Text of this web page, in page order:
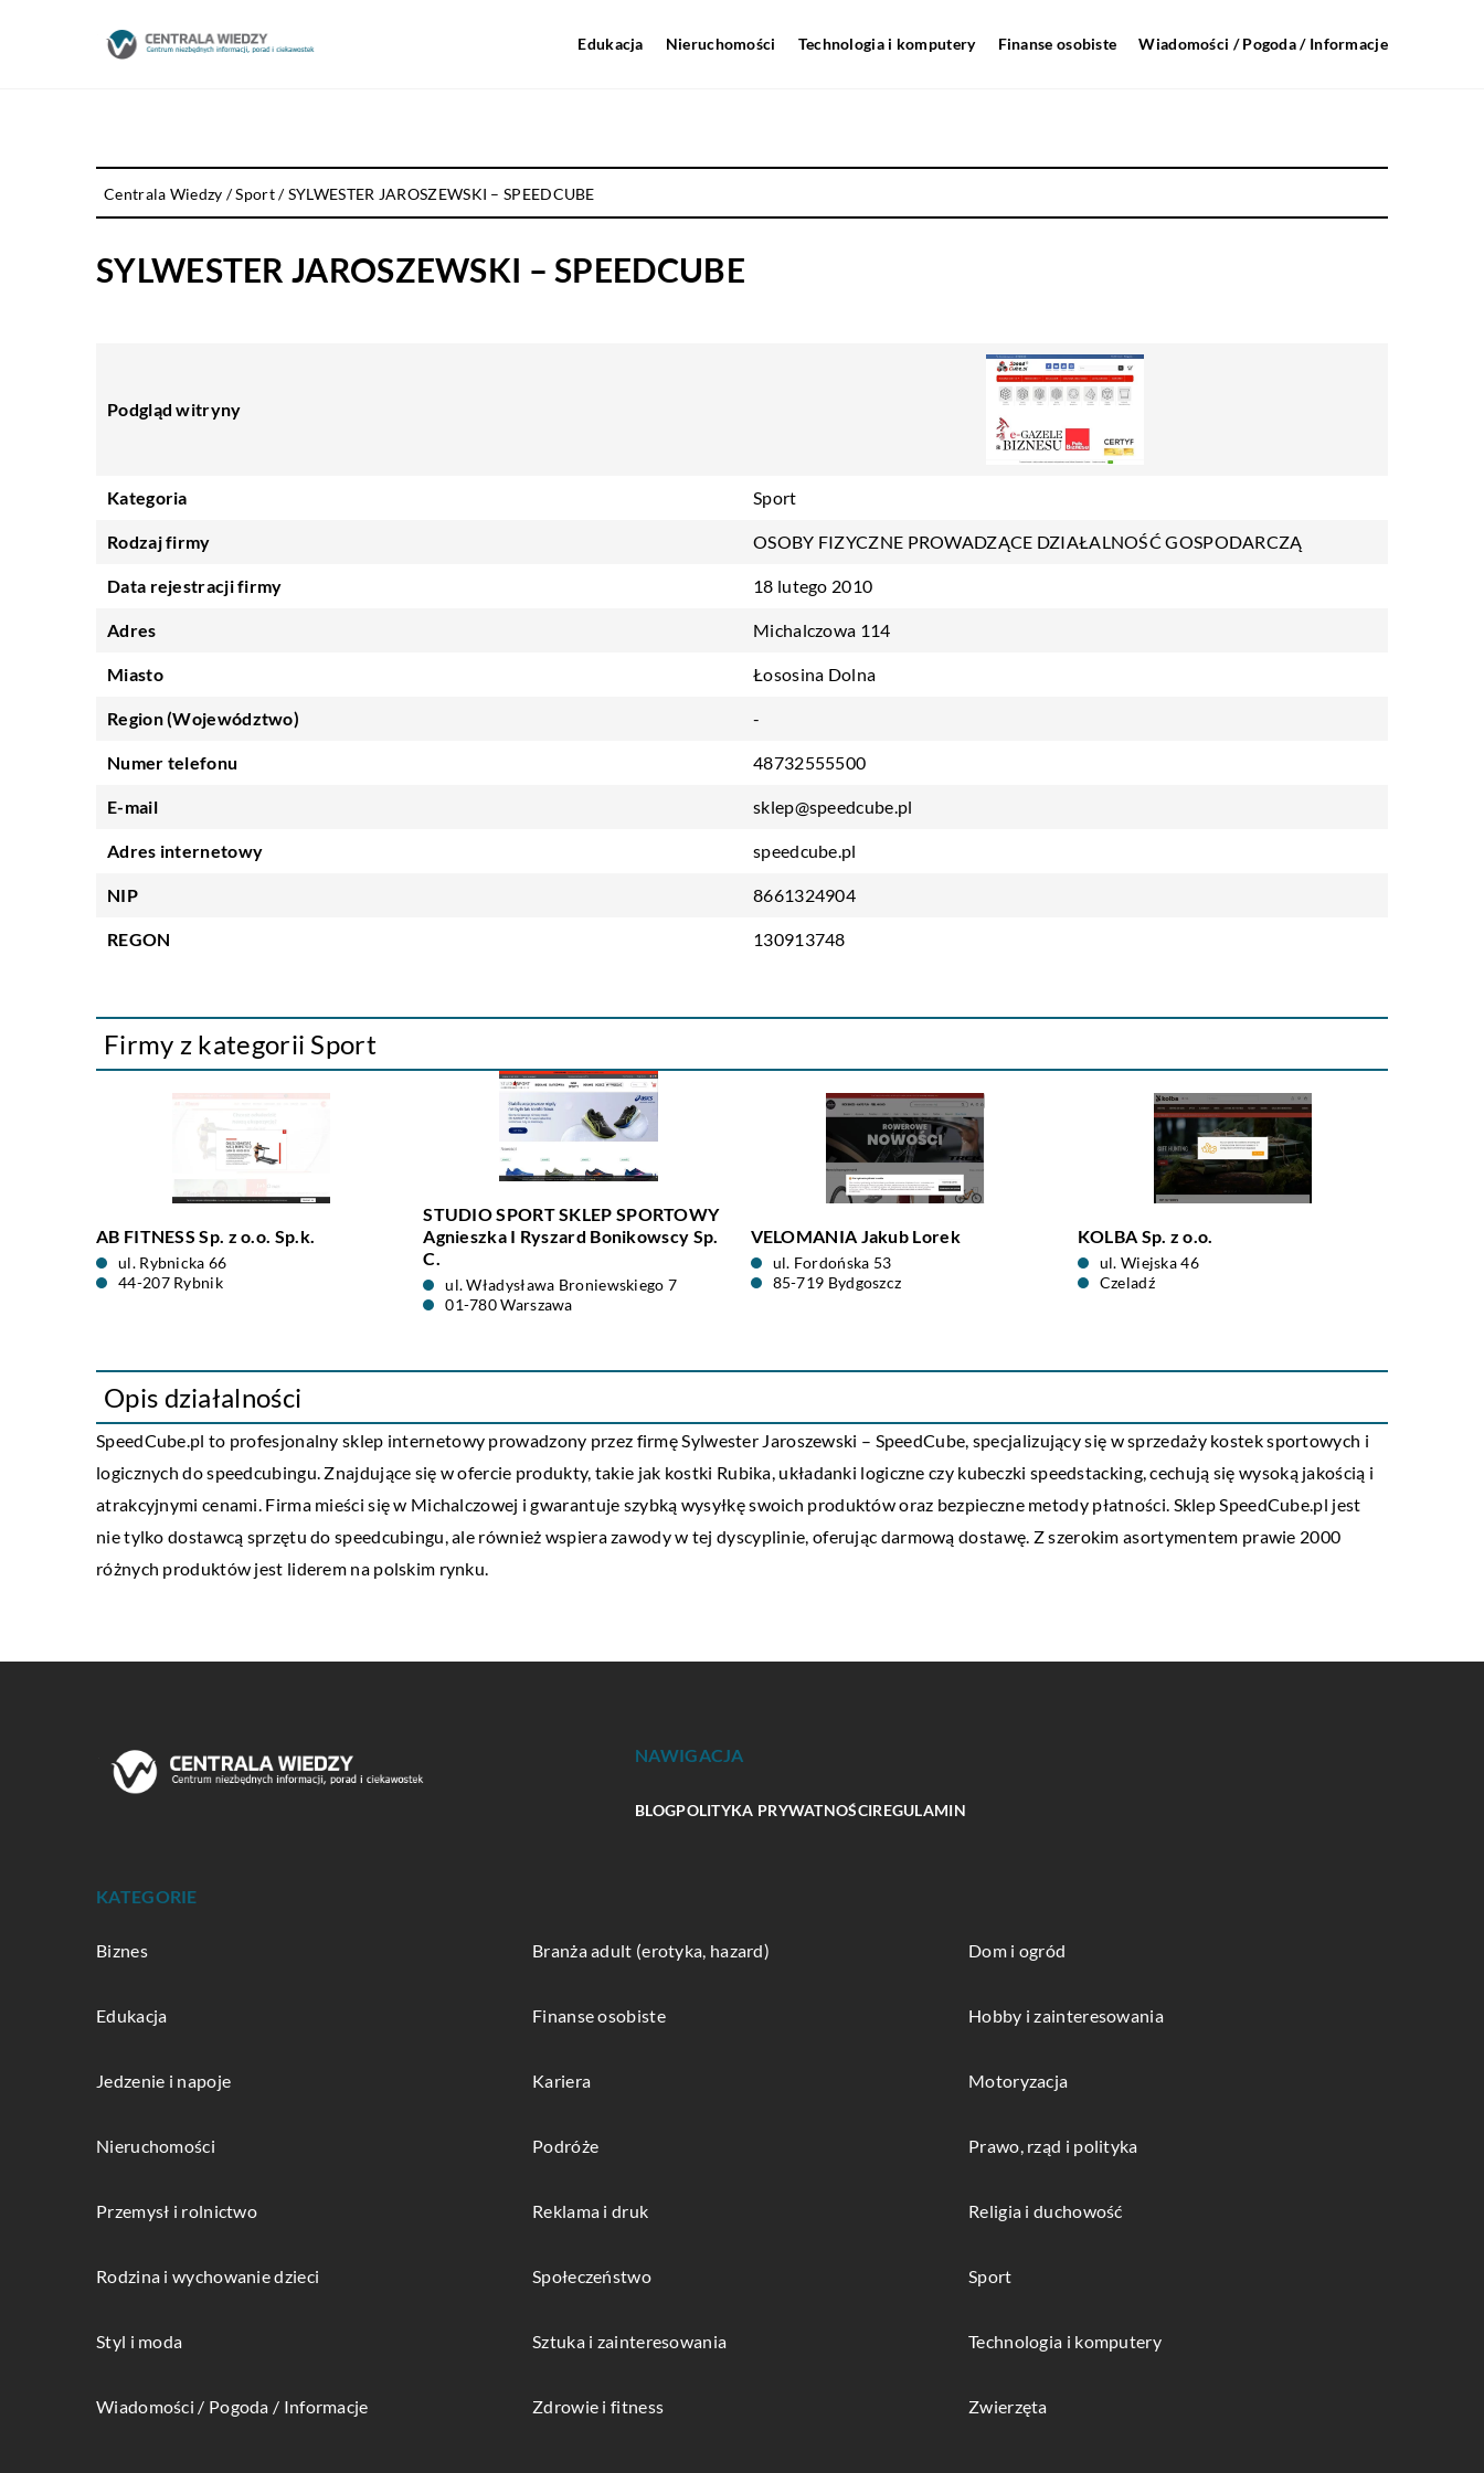
Edukacja Nieruchomości Technologia i komputery Finanse osobiste Wiadomości / Pogoda / Informacje
Centrala Wiedzy /Sport/SYLWESTER JAROSZEWSKI – SPEEDCUBE
SYLWESTER JAROSZEWSKI – SPEEDCUBE
Podgląd witryny
Kategoria Sport
Rodzaj firmy OSOBY FIZYCZNE PROWADZĄCE DZIAŁALNOŚĆ GOSPODARCZĄ
Data rejestracji firmy 18 lutego 2010
Adres Michalczowa 114
Miasto Łososina Dolna
Region (Województwo) -
Numer telefonu 48732555500
E-mail sklep@speedcube.pl
Adres internetowy speedcube.pl
NIP 8661324904
REGON 130913748
Firmy z kategorii Sport
AB FITNESS Sp. z o.o. Sp.k.
ul. Rybnicka 66
44-207 Rybnik
STUDIO SPORT SKLEP SPORTOWY
Agnieszka I Ryszard Bonikowscy Sp.
C.
ul. Władysława Broniewskiego 7
01-780 Warszawa
VELOMANIA Jakub Lorek
ul. Fordońska 53
85-719 Bydgoszcz
KOLBA Sp. z o.o.
ul. Wiejska 46
Czeladź
Opis działalności
SpeedCube.pl to profesjonalny sklep internetowy prowadzony przez firmę Sylwester Jaroszewski – SpeedCube, specjalizujący się w sprzedaży kostek sportowych i
logicznych do speedcubingu. Znajdujące się w ofercie produkty, takie jak kostki Rubika, układanki logiczne czy kubeczki speedstacking, cechują się wysoką jakością i
atrakcyjnymi cenami. Firma mieści się w Michalczowej i gwarantuje szybką wysyłkę swoich produktów oraz bezpieczne metody płatności. Sklep SpeedCube.pl jest
nie tylko dostawcą sprzętu do speedcubingu, ale również wspiera zawody w tej dyscyplinie, oferując darmową dostawę. Z szerokim asortymentem prawie 2000
różnych produktów jest liderem na polskim rynku.
NAWIGACJA
BLOGPOLITYKA PRYWATNOŚCIREGULAMIN
KATEGORIE
Biznes Branża adult (erotyka, hazard) Dom i ogród
Edukacja Finanse osobiste Hobby i zainteresowania
Jedzenie i napoje Kariera Motoryzacja
Nieruchomości Podróże Prawo, rząd i polityka
Przemysł i rolnictwo Reklama i druk Religia i duchowość
Rodzina i wychowanie dzieci Społeczeństwo Sport
Styl i moda Sztuka i zainteresowania Technologia i komputery
Wiadomości / Pogoda / Informacje Zdrowie i fitness Zwierzęta